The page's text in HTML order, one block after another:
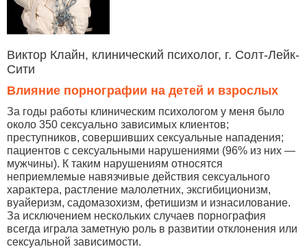
Виктор Клайн, клинический психолог, г. Солт-Лейк-
Сити
Влияние порнографии на детей и взрослых
За годы работы клиническим психологом у меня было
около 350 сексуально зависимых клиентов;
преступников, совершивших сексуальные нападения;
пациентов с сексуальными нарушениями (96% из них —
мужчины). К таким нарушениям относятся
неприемлемые навязчивые действия сексуального
характера, растление малолетних, эксгибиционизм,
вуайеризм, садомазохизм, фетишизм и изнасилование.
За исключением нескольких случаев порнография
всегда играла заметную роль в развитии отклонения или
сексуальной зависимости.